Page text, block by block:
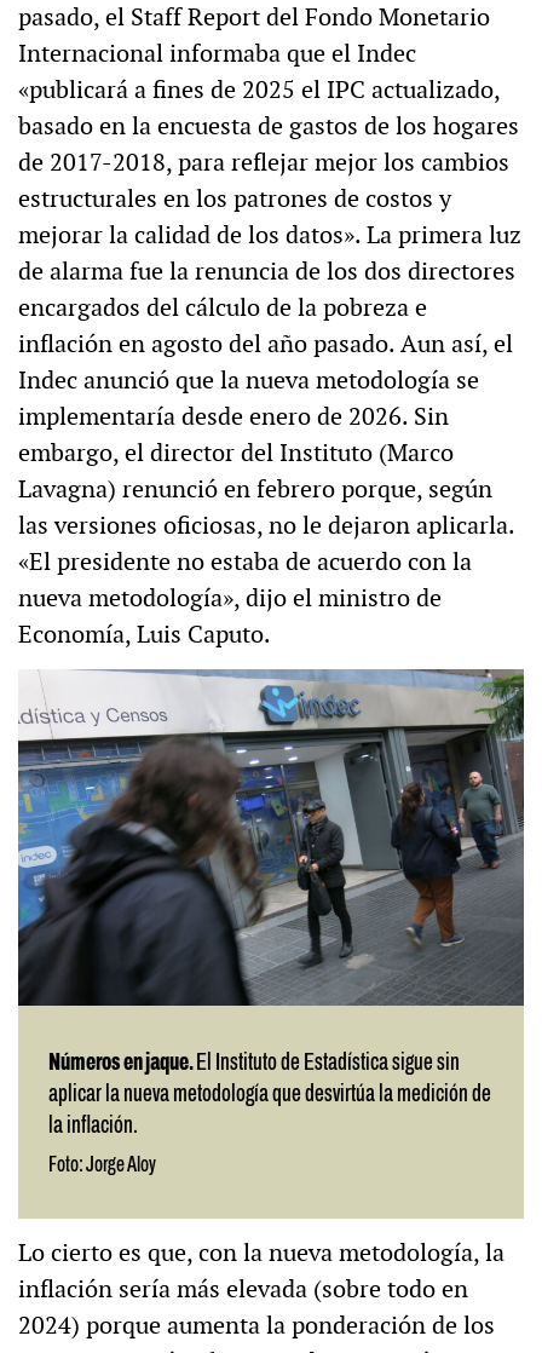
pasado, el Staff Report del Fondo Monetario
Internacional informaba que el Indec
«publicará a fines de 2025 el IPC actualizado,
basado en la encuesta de gastos de los hogares
de 2017-2018, para reflejar mejor los cambios
estructurales en los patrones de costos y
mejorar la calidad de los datos». La primera luz
de alarma fue la renuncia de los dos directores
encargados del cálculo de la pobreza e
inflación en agosto del año pasado. Aun así, el
Indec anunció que la nueva metodología se
implementaría desde enero de 2026. Sin
embargo, el director del Instituto (Marco
Lavagna) renunció en febrero porque, según
las versiones oficiosas, no le dejaron aplicarla.
«El presidente no estaba de acuerdo con la
nueva metodología», dijo el ministro de
Economía, Luis Caputo.
Números en jaque. El Instituto de Estadística sigue sin
aplicar la nueva metodología que desvirtúa la medición de
la inflación.
Foto: Jorge Aloy
Lo cierto es que, con la nueva metodología, la
inflación sería más elevada (sobre todo en
2024) porque aumenta la ponderación de los